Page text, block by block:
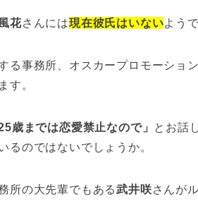
花さんには現在彼氏はいないよう
る事務所、オスカープロモーショ
す。
25歳までは恋愛禁止なので」 とお話
るのではないでしょうか。
所の大先輩でもある武井咲さんが